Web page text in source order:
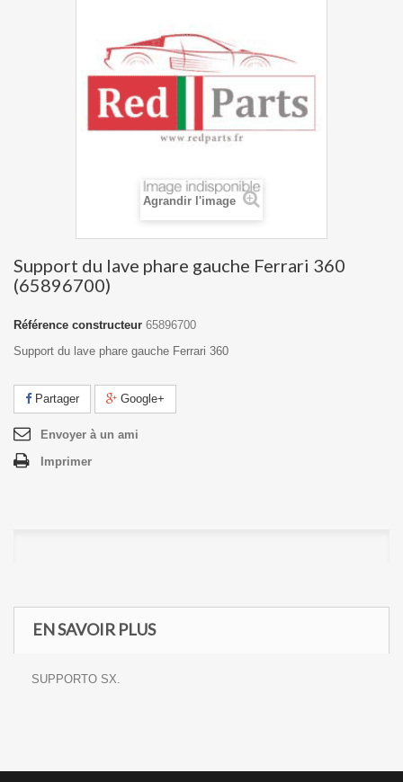
Agrandir l'image
Support du lave phare gauche Ferrari 360
(65896700)
Référence constructeur 65896700
Support du lave phare gauche Ferrari 360
Partager Google+
Envoyer à un ami
Imprimer
EN SAVOIR PLUS
SUPPORTO SX.